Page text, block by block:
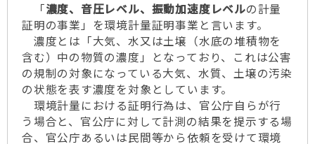
「濃度、音圧レベル、振動加速度レベルの計量
証明の事業」を環境計量証明事業と言います。
濃度とは「大気、水又は土壌（水底の堆積物を
含む）中の物質の濃度」となっており、これは公害
の規制の対象になっている大気、水質、土壌の汚染
の状態を表す濃度を対象としています。
環境計量における証明行為は、官公庁自らが行
う場合と、官公庁に対して計測の結果を提示する場
合、官公庁あるいは民間等から依頼を受けて環境